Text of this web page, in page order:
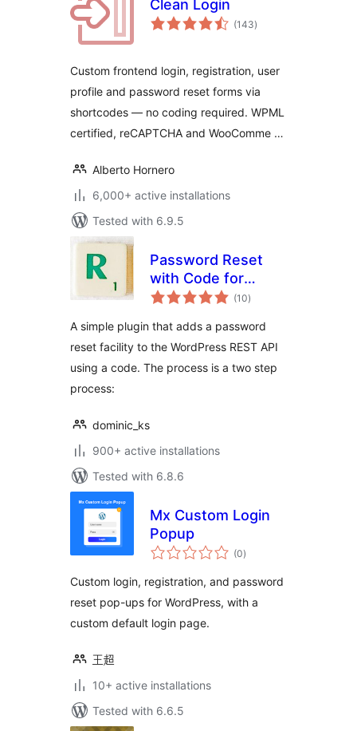
Clean Login
(143total
ratings
)
Custom frontend login, registration, user
profile and password reset forms via
shortcodes — no coding required. WPML
certified, reCAPTCHA and WooComme …
Alberto Hornero
6,000+ active installations
Tested with 6.9.5
Password Reset
with Code for
WordPress REST
(10total
ratings
)
A simple plugin that adds a password
reset facility to the WordPress REST API
using a code. The process is a two step
process:
dominic_ks
900+ active installations
Tested with 6.8.6
Mx Custom Login
Popup
(0total
ratings
)
Custom login, registration, and password
reset pop-ups for WordPress, with a
custom default login page.
王超
10+ active installations
Tested with 6.6.5